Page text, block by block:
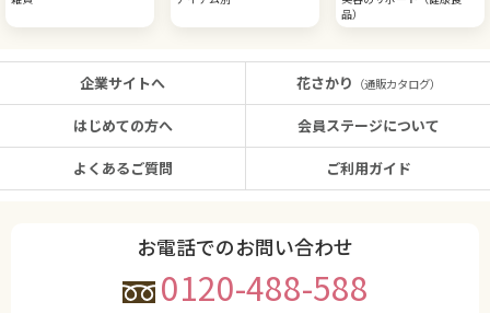
品）
企業サイトへ
はじめての方へ
よくあるご質問
花さかり （通販カタログ）
会員ステージについて
ご利用ガイド
お電話でのお問い合わせ
0120-488-588